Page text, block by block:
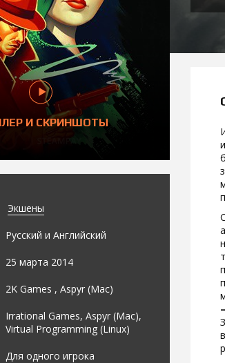
И СКРИНШОТЫ
Экшены
Русский и Английский
25 марта 2014
2K Games , Aspyr (Mac)
Irrational Games, Aspyr (Mac),
Virtual Programming (Linux)
Для одного игрока